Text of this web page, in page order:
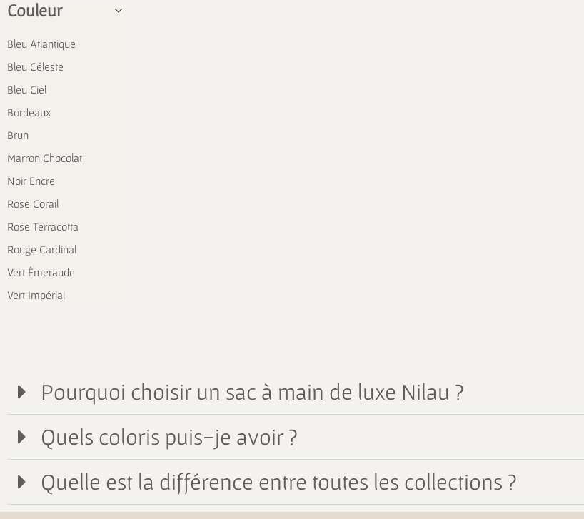
Couleur
Bleu Atlantique
Bleu Céleste
Bleu Ciel
Bordeaux
Brun
Marron Chocolat
Noir Encre
Rose Corail
Rose Terracotta
Rouge Cardinal
Vert Émeraude
Vert Impérial
Pourquoi choisir un sac à main de luxe Nilau ?
Quels coloris puis-je avoir ?
Quelle est la différence entre toutes les collections ?